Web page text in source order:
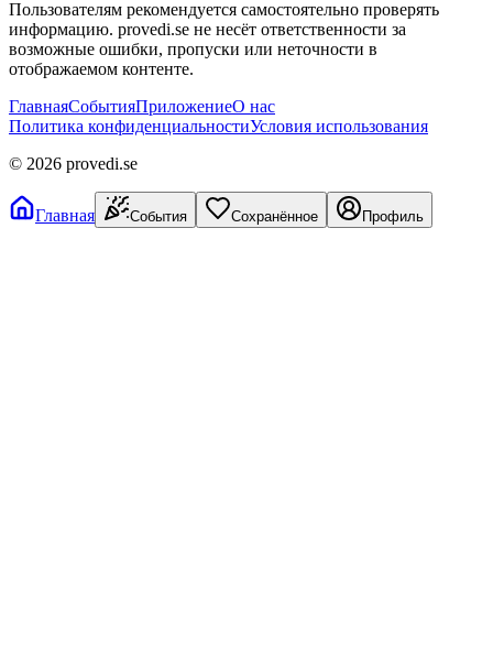
Пользователям рекомендуется самостоятельно проверять
информацию. provedi.se не несёт ответственности за
возможные ошибки, пропуски или неточности в
отображаемом контенте.
ГлавнаяСобытияПриложениеО нас
Политика конфиденциальностиУсловия использования
© 2026 provedi.se
Главная События Сохранённое Профиль